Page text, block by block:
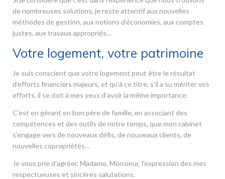
de nombreuses solutions, je reste attentif aux nouvelles
méthodes de gestion, aux notions d’économies, aux comptes
justes, aux travaux appropriés…
Votre logement, votre patrimoine
Je suis conscient que votre logement peut être le résultat
d’efforts financiers majeurs, et qu’à ce titre, s’il a su mériter vos
efforts, il se doit à mes yeux d’avoir la même importance.
C’est en gérant en bon père de famille, en associant des
compétences et des outils de notre temps, que mon cabinet
s’engage vers de nouveaux défis, de nouveaux clients, de
nouvelles copropriétés…
Je vous prie d’agréer, Madame, Monsieur, l’expression des mes
respectueuses et sincères salutations.